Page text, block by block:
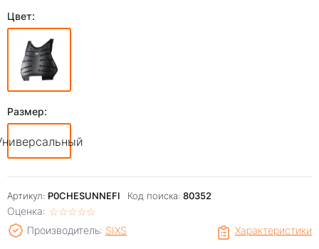
Цвет:
Размер:
Артикул: P0CHESUNNEFI Код поиска: 80352
Оценка: ☆☆☆☆☆
★★★★★
Характеристики
Производитель: SIXS